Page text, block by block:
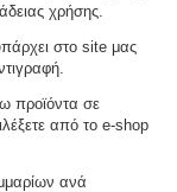
χρήσης.
στο site μας
προϊόντα σε
από το e-shop
ανά